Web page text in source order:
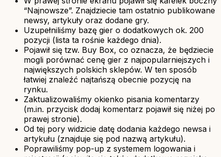
“Najnowsze”. Znajdziecie tam ostatnio publikowane
newsy, artykuły oraz dodane gry.
Uzupełniliśmy bazę gier o dodatkowych ok. 200
pozycji (lista ta rośnie każdego dnia).
Pojawił się tzw. Buy Box, co oznacza, że będziecie
mogli porównać cenę gier z najpopularniejszych i
największych polskich sklepów. W ten sposób
łatwiej znaleźć najtańszą obecnie pozycję na
rynku.
Zaktualizowaliśmy okienko pisania komentarzy
(m.in. przycisk dodaj komentarz pojawił się niżej po
prawej stronie).
Od tej pory widzicie datę dodania każdego newsa i
artykułu (znajduje się pod nazwą artykułu).
Poprawiliśmy pop-up z systemem logowania i